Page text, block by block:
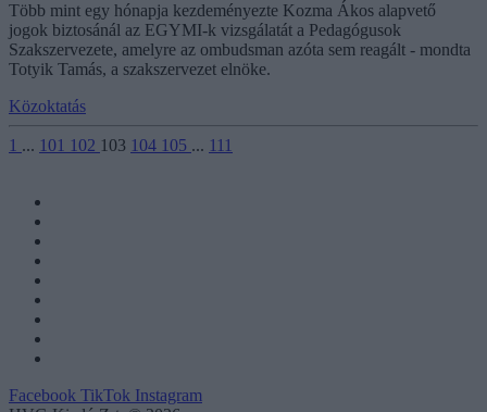
Több mint egy hónapja kezdeményezte Kozma Ákos alapvető
jogok biztosánál az EGYMI-k vizsgálatát a Pedagógusok
Szakszervezete, amelyre az ombudsman azóta sem reagált - mondta
Totyik Tamás, a szakszervezet elnöke.
Közoktatás
1 ... 101 102 103 104 105 ... 111
Facebook TikTok Instagram